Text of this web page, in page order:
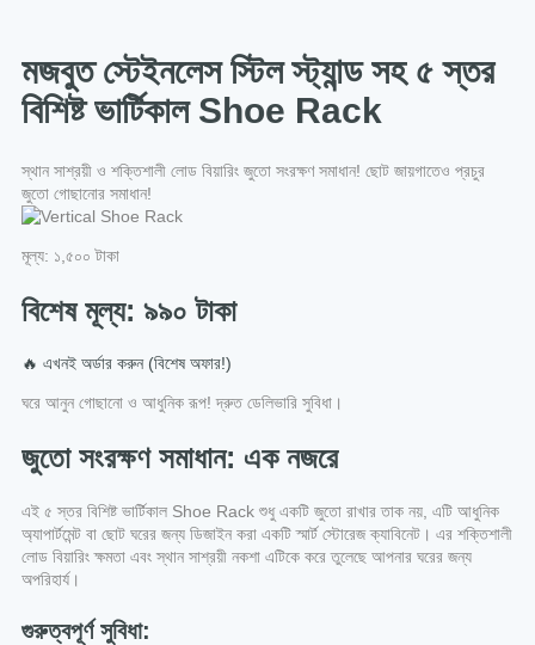
মজবুত স্টেইনলেস স্টিল স্ট্যান্ড সহ ৫ স্তর
বিশিষ্ট ভার্টিকাল Shoe Rack
স্থান সাশ্রয়ী ও শক্তিশালী লোড বিয়ারিং জুতো সংরক্ষণ সমাধান! ছোট জায়গাতেও প্রচুর
জুতো গোছানোর সমাধান!
মূল্য: ১,৫০০ টাকা
বিশেষ মূল্য: ৯৯০ টাকা
🔥 এখনই অর্ডার করুন (বিশেষ অফার!)
ঘরে আনুন গোছানো ও আধুনিক রূপ! দ্রুত ডেলিভারি সুবিধা।
জুতো সংরক্ষণ সমাধান: এক নজরে
এই ৫ স্তর বিশিষ্ট ভার্টিকাল Shoe Rack শুধু একটি জুতো রাখার তাক নয়, এটি আধুনিক
অ্যাপার্টমেন্ট বা ছোট ঘরের জন্য ডিজাইন করা একটি স্মার্ট স্টোরেজ ক্যাবিনেট। এর শক্তিশালী
লোড বিয়ারিং ক্ষমতা এবং স্থান সাশ্রয়ী নকশা এটিকে করে তুলেছে আপনার ঘরের জন্য
অপরিহার্য।
গুরুত্বপূর্ণ সুবিধা: